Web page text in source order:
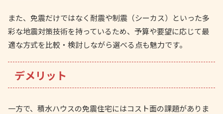
また、免震だけではなく耐震や制震（シーカス）といった多
彩な地震対策技術を持っているため、予算や要望に応じて最
適な方式を比較・検討しながら選べる点も魅力です。
デメリット
一方で、積水ハウスの免震住宅にはコスト面の課題がありま